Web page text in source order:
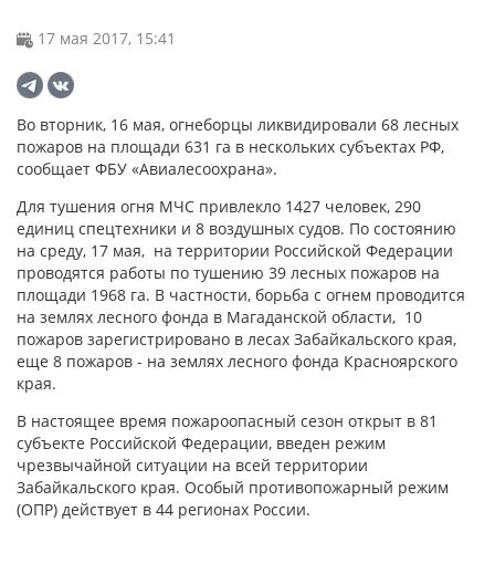
17 мая 2017, 15:41
Во вторник, 16 мая, огнеборцы ликвидировали 68 лесных
пожаров на площади 631 га в нескольких субъектах РФ,
сообщает ФБУ «Авиалесоохрана».
Для тушения огня МЧС привлекло 1427 человек, 290
единиц спецтехники и 8 воздушных судов. По состоянию
на среду, 17 мая, на территории Российской Федерации
проводятся работы по тушению 39 лесных пожаров на
площади 1968 га. В частности, борьба с огнем проводится
на землях лесного фонда в Магаданской области, 10
пожаров зарегистрировано в лесах Забайкальского края,
еще 8 пожаров - на землях лесного фонда Красноярского
края.
В настоящее время пожароопасный сезон открыт в 81
субъекте Российской Федерации, введен режим
чрезвычайной ситуации на всей территории
Забайкальского края. Особый противопожарный режим
(ОПР) действует в 44 регионах России.